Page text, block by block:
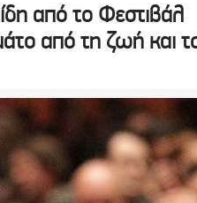
από το Φεστιβάλ
από τη ζωή και